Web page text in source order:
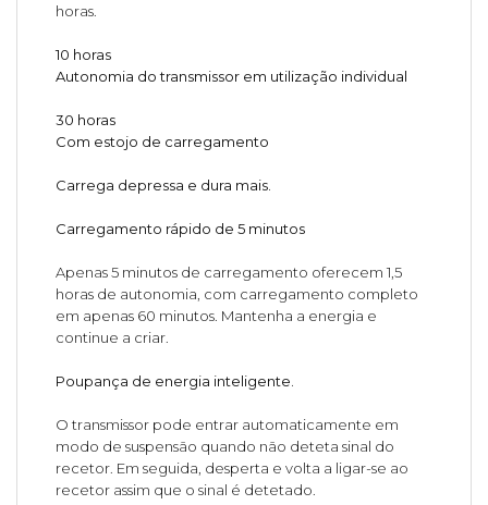
horas.
10 horas
Autonomia do transmissor em utilização individual
30 horas
Com estojo de carregamento
Carrega depressa e dura mais.
Carregamento rápido de 5 minutos
Apenas 5 minutos de carregamento oferecem 1,5
horas de autonomia, com carregamento completo
em apenas 60 minutos. Mantenha a energia e
continue a criar.
Poupança de energia inteligente.
O transmissor pode entrar automaticamente em
modo de suspensão quando não deteta sinal do
recetor. Em seguida, desperta e volta a ligar-se ao
recetor assim que o sinal é detetado.